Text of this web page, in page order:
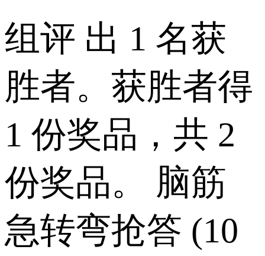
组评 出 1 名获
胜者。获胜者得
1 份奖品，共 2
份奖品。 脑筋
急转弯抢答 (10